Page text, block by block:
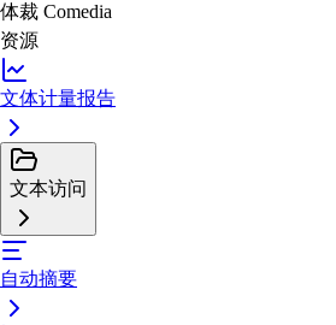
体裁 Comedia
资源
文体计量报告
文本访问
自动摘要